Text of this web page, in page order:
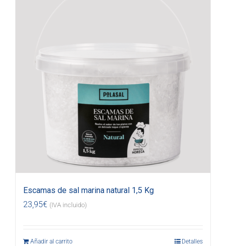
Escamas de sal marina natural 1,5 Kg
23,95€ (IVA incluido)
Añadir al carrito Detalles